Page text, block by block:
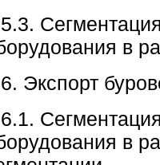
в
Экспорт
в